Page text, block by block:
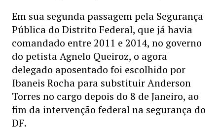
Em sua segunda passagem pela Segurança
Pública do Distrito Federal, que já havia
comandado entre 2011 e 2014, no governo
do petista Agnelo Queiroz, o agora
delegado aposentado foi escolhido por
Ibaneis Rocha para substituir Anderson
Torres no cargo depois do 8 de Janeiro, ao
fim da intervenção federal na segurança do
DF.